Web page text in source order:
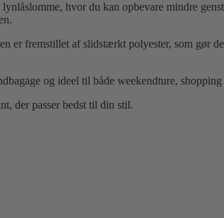
hvor du kan opbevare mindre
er fremstillet af slidstærkt polyester, som gør
og ideel til både weekendture,
der passer bedst til din stil.